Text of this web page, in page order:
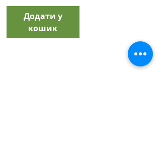
Додати у
кошик